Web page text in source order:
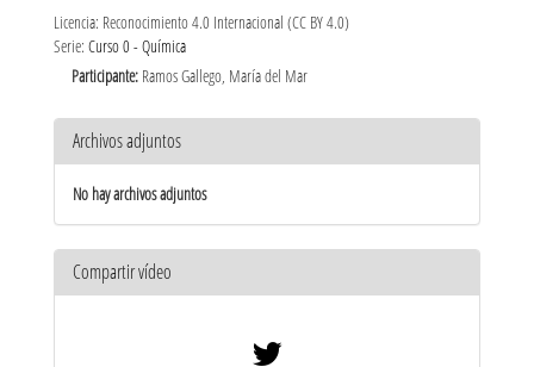
Licencia: Reconocimiento 4.0 Internacional (CC BY 4.0)
Serie: Curso 0 - Química
Participante: Ramos Gallego, María del Mar
Archivos adjuntos
No hay archivos adjuntos
Compartir vídeo